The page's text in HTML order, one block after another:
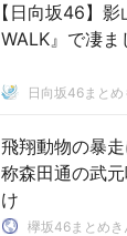
【日向坂46】
WALK』で凄ま
日向坂46まとめ
飛翔動物の暴
称森田通の武
け
欅坂46まとめき